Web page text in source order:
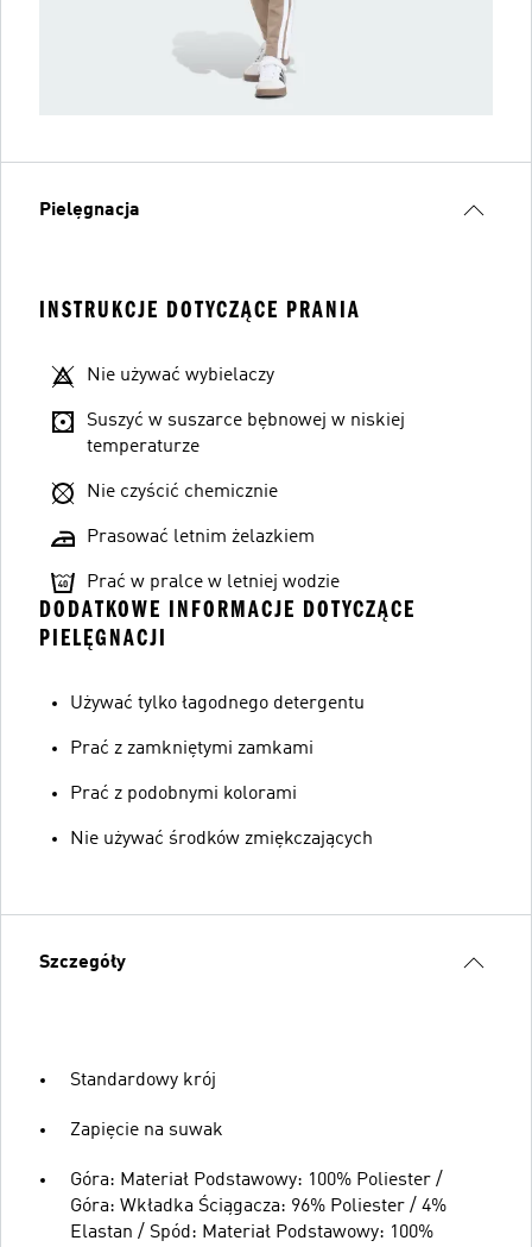
Pielęgnacja
INSTRUKCJE DOTYCZĄCE PRANIA
Nie używać wybielaczy
Suszyć w suszarce bębnowej w niskiej
temperaturze
Nie czyścić chemicznie
Prasować letnim żelazkiem
Prać w pralce w letniej wodzie
DODATKOWE INFORMACJE DOTYCZĄCE
PIELĘGNACJI
Używać tylko łagodnego detergentu
Prać z zamkniętymi zamkami
Prać z podobnymi kolorami
Nie używać środków zmiękczających
Szczegóły
Standardowy krój
Zapięcie na suwak
Góra: Materiał Podstawowy: 100% Poliester /
Góra: Wkładka Ściągacza: 96% Poliester / 4%
Elastan / Spód: Materiał Podstawowy: 100%